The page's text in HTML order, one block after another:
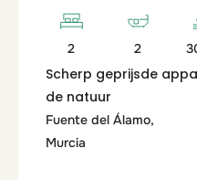
2 2
Scherp geprijsde
de natuur
Fuente del Álamo,
Murcia